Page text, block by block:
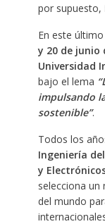
por supuesto,
En este
y 20 de junio
Universidad
bajo el lema
impulsando
sostenible”.
Todos los
Ingeniería
y
selecciona
del mundo